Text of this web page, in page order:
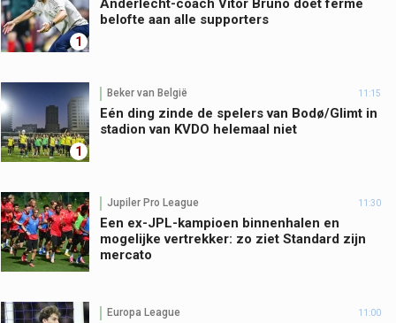
1
Anderlecht-coach Vitor Bruno doet ferme
belofte aan alle supporters
1
Beker van België 11:15
Eén ding zinde de spelers van Bodø/Glimt in
stadion van KVDO helemaal niet
Jupiler Pro League 11:30
Een ex-JPL-kampioen binnenhalen en
mogelijke vertrekker: zo ziet Standard zijn
mercato
Europa League 11:00